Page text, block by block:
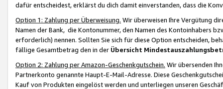
dafür entscheidest, erklärst du dich damit einverstanden, dass die
Option 1: Zahlung per Überweisung. Wir überweisen Ihre Vergütung
Namen der Bank, die Kontonummer, den Namen des Kontoinhabers
erforderlich) nennen. Sollten Sie sich für diese Option entscheiden,
fällige Gesamtbetrag den in der Übersicht
Option 2: Zahlung per Amazon-Geschenkgutschein. Wir übersenden
Partnerkonto genannte Haupt-E-Mail-Adresse. Diese
Kauf von Produkten eingelöst werden und unterliegen unseren